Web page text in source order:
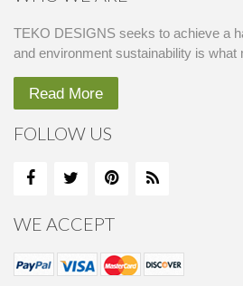
TEKO DESIGNS seeks to achieve a
and environment sustainability is what
Read More
FOLLOW US
WE ACCEPT